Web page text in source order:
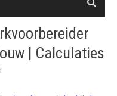
| Calculaties